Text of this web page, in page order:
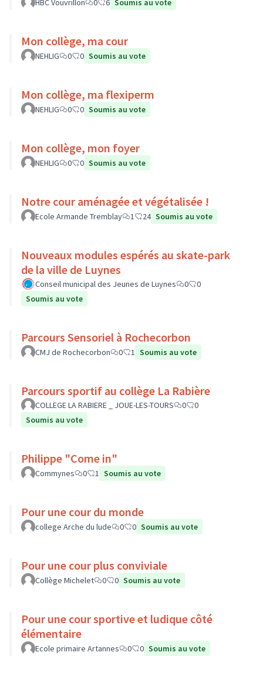
HBC Vouvrillon 0 6 Soumis au vote
Mon collège, ma cour
NEHLIG 0 0 Soumis au vote
Mon collège, ma flexiperm
NEHLIG 0 0 Soumis au vote
Mon collège, mon foyer
NEHLIG 0 0 Soumis au vote
Notre cour aménagée et végétalisée !
Ecole Armande Tremblay 1 24 Soumis au vote
Nouveaux modules espérés au skate-park
de la ville de Luynes
Conseil municipal des Jeunes de Luynes 0
0
Soumis au vote
Parcours Sensoriel à Rochecorbon
CMJ de Rochecorbon 0 1 Soumis au vote
Parcours sportif au collège La Rabière
COLLEGE LA RABIERE _ JOUE-LES-TOURS 0
0
Soumis au vote
Philippe "Come in"
Commynes 0 1 Soumis au vote
Pour une cour du monde
college Arche du lude 0 0 Soumis au vote
Pour une cour plus conviviale
Collège Michelet 0 0 Soumis au vote
Pour une cour sportive et ludique côté
élémentaire
Ecole primaire Artannes 0 0 Soumis au vote